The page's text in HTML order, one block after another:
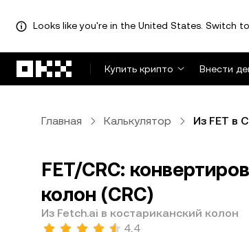
Looks like you're in the United States. Switch
Купить крипто
Внести
Главная Калькулятор Из FET в
FET/CRC:
колон (CRC)
Из Fetch.ai в костариканский колон
4,4